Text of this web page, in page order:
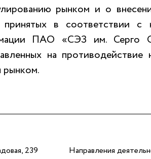
рынком и о
в соответствии
ПАО «СЭЗ им.
на
рынком.
239 Направления